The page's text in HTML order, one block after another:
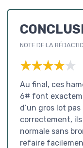
NOTE DE LA
★★★★★
★★★★★
Au final, ces
6# font
d’un gros lot
correctement,
normale sans
refaire